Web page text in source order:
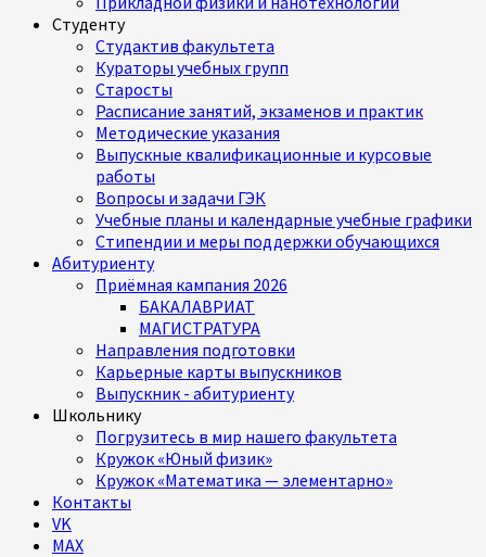
Студенту
Студактив факультета
Кураторы учебных групп
Старосты
Расписание занятий, экзаменов и практик
Методические указания
Выпускные квалификационные и курсовые
работы
Вопросы и задачи ГЭК
Учебные планы и календарные учебные графики
Стипендии и меры поддержки обучающихся
Абитуриенту
Приёмная кампания 2026
БАКАЛАВРИАТ
МАГИСТРАТУРА
Направления подготовки
Карьерные карты выпускников
Выпускник - абитуриенту
Школьнику
Погрузитесь в мир нашего факультета
Кружок «Юный физик»
Кружок «Математика — элементарно»
Контакты
VK
MAX